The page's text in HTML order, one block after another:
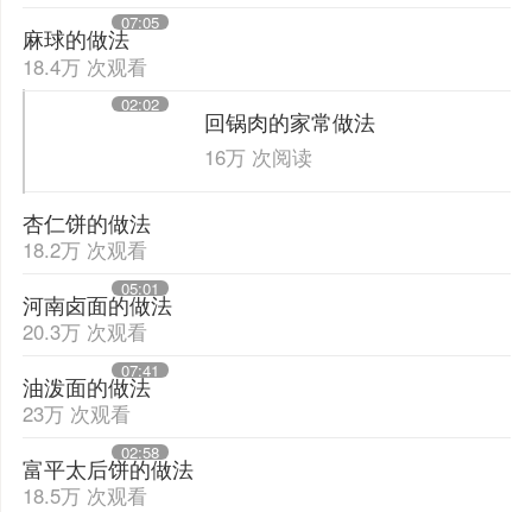
07:05
02:02
麻球的做法
18.4万 次观看
回锅肉的家常做法
16万 次阅读
05:01
杏仁饼的做法
18.2万 次观看
07:41
河南卤面的做法
20.3万 次观看
02:58
油泼面的做法
23万 次观看
富平太后饼的做法
18.5万 次观看